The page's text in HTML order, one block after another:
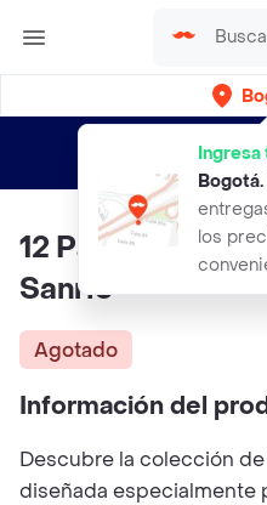
Bogotá.
los
envíos gratis
12 Pares De
Sanrio
Agotado
Información del
Descubre la colección
diseñada especialmente